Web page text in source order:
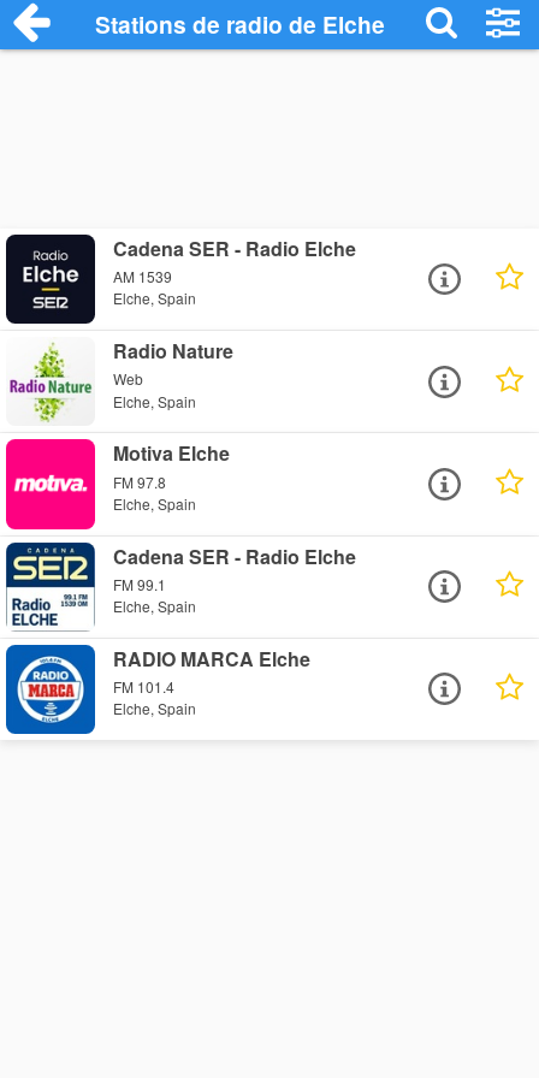
Stations de radio de Elche
Cadena SER - Radio Elche
AM 1539
Elche, Spain
Radio Nature
Web
Elche, Spain
Motiva Elche
FM 97.8
Elche, Spain
Cadena SER - Radio Elche
FM 99.1
Elche, Spain
RADIO MARCA Elche
FM 101.4
Elche, Spain